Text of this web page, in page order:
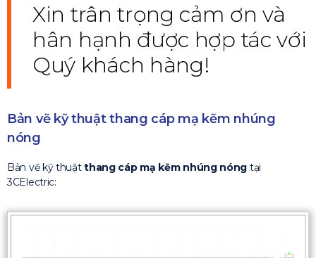
Xin trân trọng cảm ơn và
hân hạnh được hợp tác với
Quý khách hàng!
Bản vẽ kỹ thuật thang cáp mạ kẽm nhúng
nóng
Bản vẽ kỹ thuậtthang cáp mạ kẽm nhúng nóng tại
3CElectric: